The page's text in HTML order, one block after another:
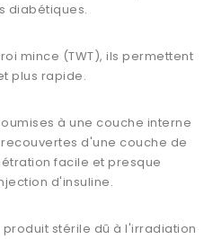
diabétiques.
mince (TWT), ils permettent
plus rapide.
à une couche interne
d'une couche de
facile et presque
d'insuline.
produit stérile dû à l'irradiation